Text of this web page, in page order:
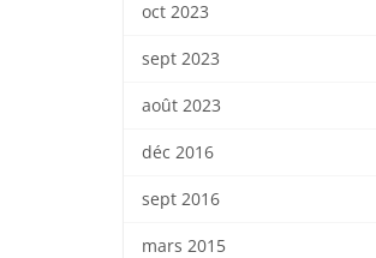
oct 2023
sept 2023
août 2023
déc 2016
sept 2016
mars 2015